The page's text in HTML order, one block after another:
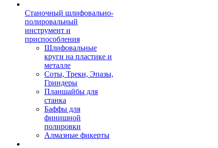
Станочный шлифовально-
полировальный
инструмент и
приспособления
Шлифовальные
круги на пластике и
металле
Соты, Треки, Эпазы,
Гриндеры
Планшайбы для
станка
Баффы для
финишной
полировки
Алмазные фикерты